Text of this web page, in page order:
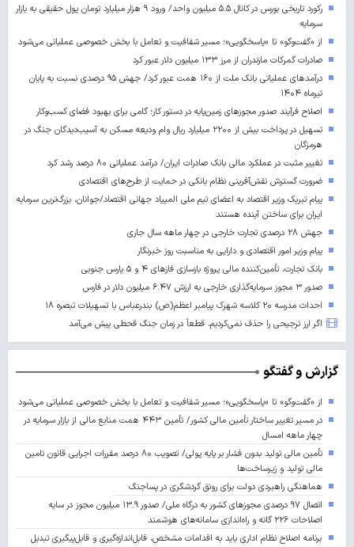
رکورد تاریخی بورس در کانال ۵.۵ میلیون واحد/ ورود ۹ هزار میلیارد تومان پول حقیقی به بازار
سرمایه
از «گفت‌وگو» تا «پاسخگویی»؛ مسیر شفافیت و تعامل با بخش خصوصی عملیاتی می‌شود
صادرات گمرکات مازندران از مرز ۱۳۳ میلیون دلار عبور کرد
درآمدهای عملیاتی بانک ملت از ۱۶۰ همت عبور کرد/ جهش ۹۵ درصدی نسبت به پایان
تیرماه ۱۴۰۴
اصلاح فرآیند صدور مجوزهای زمین‌پایه در دستور کار؛ گامی برای بهبود فضای کسب‌وکار
تسهیل در پرداخت بیش از ۲۲۰۰ میلیارد ریال وام ودیعه مسکن به آسیب‌دیدگان جنگ در
هرمزگان
تغییر مثبت در عملکرد مالی بانک صادرات ایران/ درآمد عملیاتی ۸۰ درصد رشد کرد
ضرورت گسترش نقش‌آفرینی نظام بانکی در حمایت از طرح‌های اقتصادی
پیام تبریک وزیر اقتصاد به اعضای تیم ملی المپیاد جهانی اقتصاد/جوانان، بزرگ‌ترین سرمایه
ایران برای ساختن آینده‌ هستند
جهش ۲۸ درصدی تجارت خارجی در چهار ماهه سال جاری
پیام وزیر امور اقتصادی و دارایی به مناسبت روز خبرنگار
بانک تجارت، تأمین‌کننده مالی پروژه بازسازی فازهای ۴ و ۵ پارس جنوبی
صدور ۳ مجوز سرمایه‌گذاری خارجی به ارزش ۶.۴۷ میلیون دلار در فارس
احداث مدرسه ۲۰ کلاسه شهرک پیامبر اعظم(ص) بندرعباس با تسهیلات تبصره ۱۸
اگر ارز ترجیحی را حذف نمی‌کردیم، قطعاً در زمان جنگ قحطی پیش می‌آمد
گزارش و گفتگو
از «گفت‌وگو» تا «پاسخگویی»؛ مسیر شفافیت و تعامل با بخش خصوصی عملیاتی می‌شود
در مسیر تغییر ساختار تأمین مالی کشور/ تأمین ۴۴۳ همت منابع مالی از بازار سرمایه در
چهار ماهه امسال
تأمین مالی تولید بدون فشار بر پایه پولی/ تصویب ۸۰ درصد مقررات اجرایی قانون تامین
مالی تولید و زیرساخت‌ها
هماهنگی راهبردی دولت برای رونق گردشگری در پساجنگ
اتصال ۹۷ درصدی مجوزهای کشور به درگاه ملی/ صدور ۱۳.۹ میلیون مجوز در سایه
اصلاحات ۲۲۶ گانه و راه‌اندازی سامانه‌های هوشمند
برنامه اصلاح نظام اداری باید به اقدامات مشخص، قابل‌اندازه‌گیری و قابل‌پیگیری تبدیل